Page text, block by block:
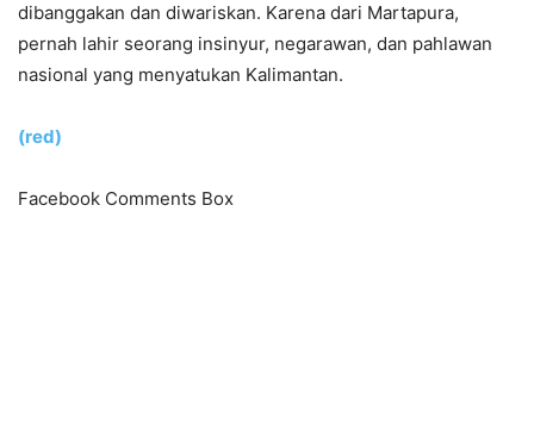
dibanggakan dan diwariskan. Karena dari Martapura,
pernah lahir seorang insinyur, negarawan, dan pahlawan
nasional yang menyatukan Kalimantan.
(red)
Facebook Comments Box